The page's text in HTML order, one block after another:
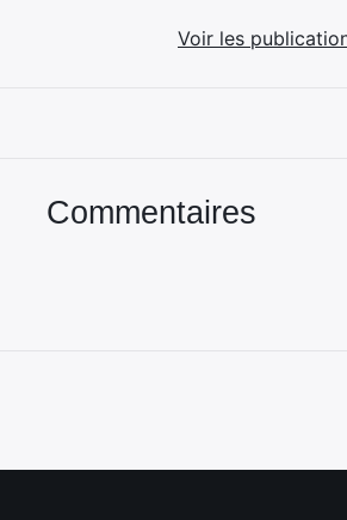
Voir les
Commentaires